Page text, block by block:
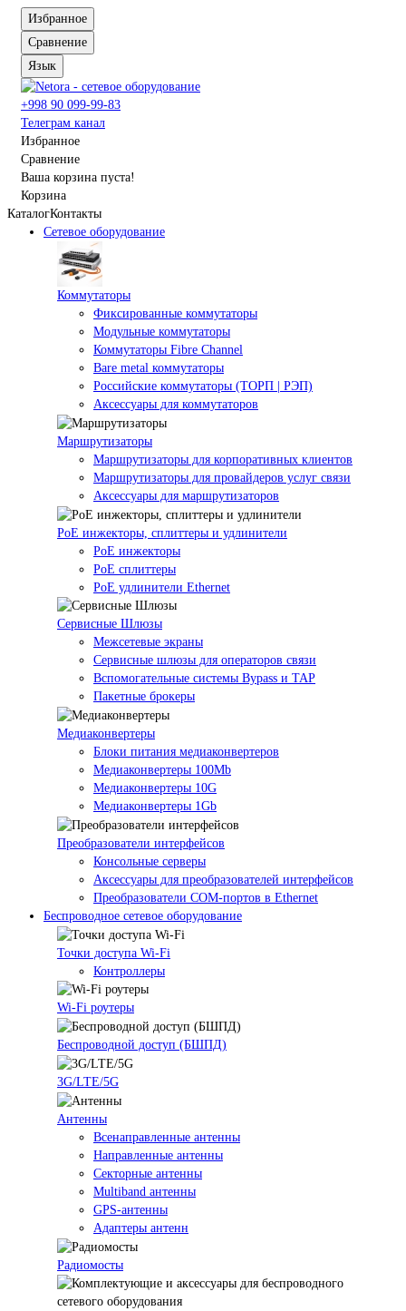
Избранное
Сравнение
Язык
+998 90 099-99-83
Телеграм канал
Избранное
Сравнение
Ваша корзина пуста!
Корзина
КаталогКонтакты
Сетевое оборудование
Коммутаторы
Фиксированные коммутаторы
Модульные коммутаторы
Коммутаторы Fibre Channel
Bare metal коммутаторы
Российские коммутаторы (ТОРП | РЭП)
Аксессуары для коммутаторов
Маршрутизаторы
Маршрутизаторы для корпоративных клиентов
Маршрутизаторы для провайдеров услуг связи
Аксессуары для маршрутизаторов
PoE инжекторы, сплиттеры и удлинители
PoE инжекторы
PoE сплиттеры
PoE удлинители Ethernet
Сервисные Шлюзы
Межсетевые экраны
Сервисные шлюзы для операторов связи
Вспомогательные системы Bypass и TAP
Пакетные брокеры
Медиаконвертеры
Блоки питания медиаконвертеров
Медиаконвертеры 100Mb
Медиаконвертеры 10G
Медиаконвертеры 1Gb
Преобразователи интерфейсов
Консольные серверы
Аксессуары для преобразователей интерфейсов
Преобразователи COM-портов в Ethernet
Беспроводное сетевое оборудование
Точки доступа Wi-Fi
Контроллеры
Wi-Fi роутеры
Беспроводной доступ (БШПД)
3G/LTE/5G
Антенны
Всенаправленные антенны
Направленные антенны
Секторные антенны
Multiband антенны
GPS-антенны
Адаптеры антенн
Радиомосты